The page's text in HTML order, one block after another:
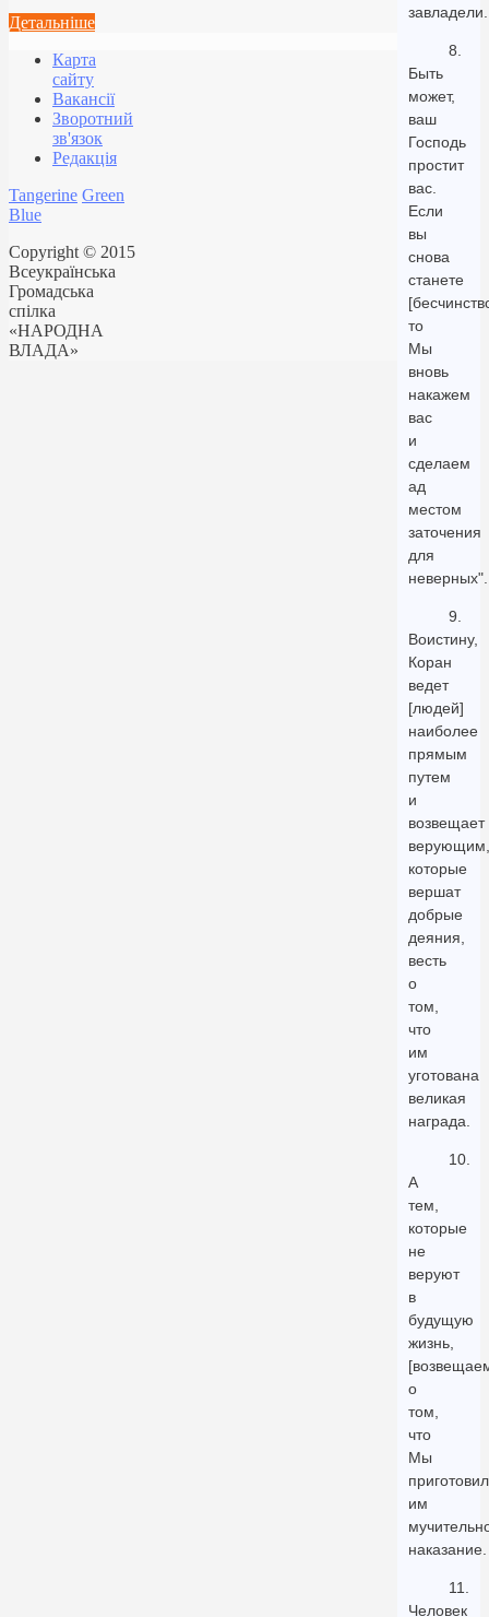
завладели.
8.
Быть
может,
ваш
Господь
простит
вас.
Если
вы
снова
станете
то
Мы
вновь
накажем
вас
и
сделаем
ад
местом
заточения
для
неверных".
9.
Воистину,
Коран
ведет
[людей]
наиболее
прямым
путем
и
возвещает
верующим,
которые
вершат
добрые
деяния,
весть
о
том,
что
им
уготована
великая
награда.
10.
А
тем,
которые
не
веруют
в
будущую
жизнь,
о
том,
что
Мы
им
наказание.
11.
Человек
Детальніше
Карта
сайту
Вакансії
Зворотний
зв'язок
Редакція
Tangerine Green
Blue
Copyright © 2015
Всеукраїнська
Громадська
спілка
«НАРОДНА
ВЛАДА»